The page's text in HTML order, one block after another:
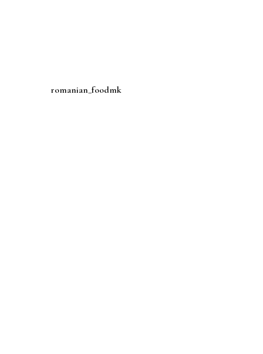
romanian_foodmk